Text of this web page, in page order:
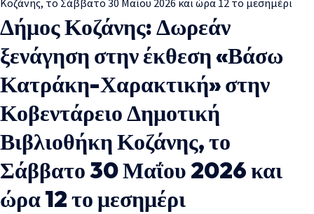
Δήμος Κοζάνης: Δωρεάν
ξενάγηση στην έκθεση «Βάσω
Κατράκη-Χαρακτική» στην
Κοβεντάρειο Δημοτική
Βιβλιοθήκη Κοζάνης, το
Σάββατο 30 Μαΐου 2026 και
ώρα 12 το μεσημέρι